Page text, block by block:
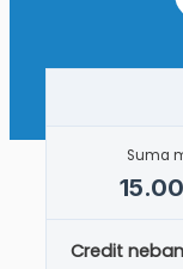
Suma
Credit